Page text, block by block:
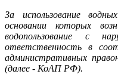
За использование
основании которых
водопользование с
ответственность в
административных
(далее - КоАП РФ).